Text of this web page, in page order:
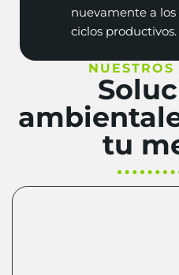
nuevamente a los
ciclos productivos.
tu